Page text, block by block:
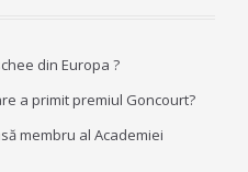
din Europa ?
a primit premiul Goncourt?
membru al Academiei